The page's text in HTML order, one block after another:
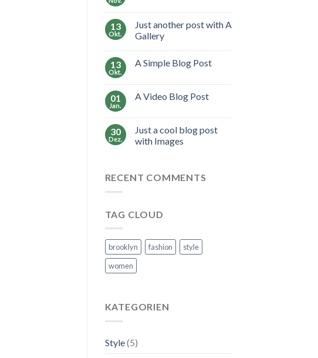
13
Okt.
Just another post with A
Gallery
13
Okt.
A Simple Blog Post
01
Jan.
A Video Blog Post
30
Dez.
Just a cool blog post
with Images
RECENT COMMENTS
TAG CLOUD
brooklyn fashion
style
women
KATEGORIEN
Style(5)